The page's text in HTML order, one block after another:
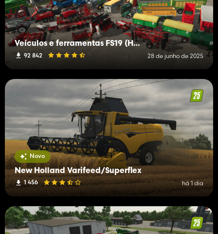
Veículos e ferramentas FS19 (H-K)
92 842 28 de junho de 2025
Novo
New Holland Varifeed/Superflex
1 456 há 1 dia